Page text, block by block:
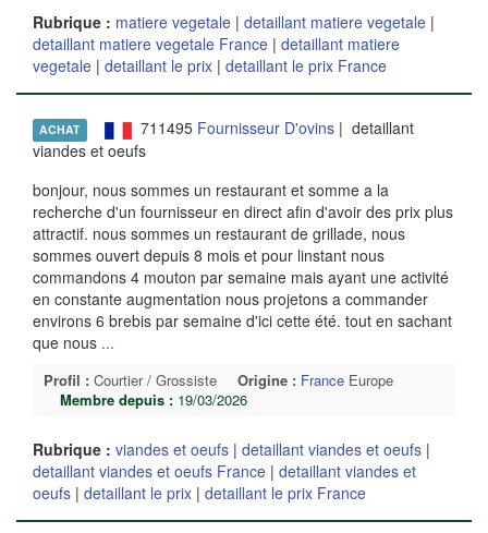
Rubrique : matiere vegetale | detaillant matiere vegetale |
detaillant matiere vegetale France | detaillant matiere
vegetale | detaillant le prix | detaillant le prix France
ACHAT 711495 Fournisseur D'ovins| detaillant
viandes et oeufs
bonjour, nous sommes un restaurant et somme a la
recherche d'un fournisseur en direct afin d'avoir des prix plus
attractif. nous sommes un restaurant de grillade, nous
sommes ouvert depuis 8 mois et pour linstant nous
commandons 4 mouton par semaine mais ayant une activité
en constante augmentation nous projetons a commander
environs 6 brebis par semaine d'ici cette été. tout en sachant
que nous ...
Profil : Courtier / Grossiste Origine : France Europe
Membre depuis : 19/03/2026
Rubrique : viandes et oeufs | detaillant viandes et oeufs |
detaillant viandes et oeufs France | detaillant viandes et
oeufs | detaillant le prix | detaillant le prix France